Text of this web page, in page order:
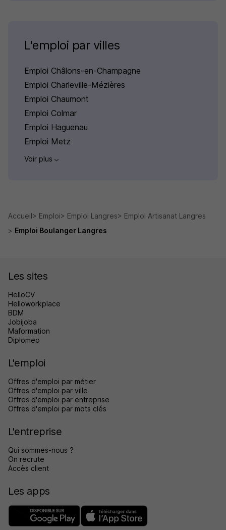
L'emploi par villes
Emploi Châlons-en-Champagne
Emploi Charleville-Mézières
Emploi Chaumont
Emploi Colmar
Emploi Haguenau
Emploi Metz
Voir plus
Accueil Emploi Emploi Langres
Emploi Artisanat Langres
Emploi Boulanger Langres
Les sites
HelloCV
Helloworkplace
BDM
Jobijoba
Maformation
Diplomeo
L'emploi
Offres d'emploi par métier
Offres d'emploi par ville
Offres d'emploi par entreprise
Offres d'emploi par mots clés
L'entreprise
Qui sommes-nous ?
On recrute
Accès client
Les apps